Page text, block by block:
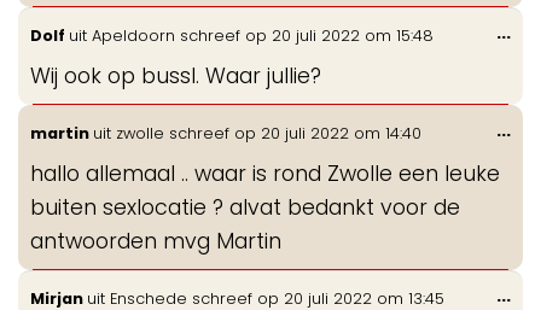
Dolf uit Apeldoorn schreef op 20 juli 2022 om 15:48
Wij ook op bussl. Waar jullie?
...
martin uit zwolle schreef op 20 juli 2022 om 14:40
hallo allemaal .. waar is rond Zwolle een leuke
buiten sexlocatie ? alvat bedankt voor de
antwoorden mvg Martin
...
Mirjan uit Enschede schreef op 20 juli 2022 om 13:45 ...